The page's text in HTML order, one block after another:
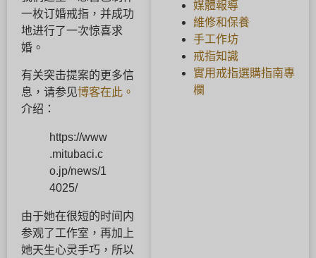
一枚订婚戒指，并成功
地进行了一次惊喜求
婚。
有关突击提案的更多信
息，请参见博客在此。
介绍：
https://www
.mitubaci.c
o.jp/news/1
4025/
由于她在很短的时间内
参观了工作室，再加上
她天生心灵手巧，所以
媒體報導
維修和保養
手工作坊
戒指知識
實用戒指選購指南專
欄